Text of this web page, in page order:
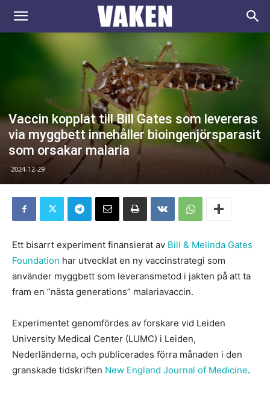
VAKEN.se
Vaccin kopplat till Bill Gates som levereras
via myggbett innehåller bioingenjörsparasit
som orsakar malaria
2024-12-29
Ett bisarrt experiment finansierat av Bill & Melinda Gates
Foundation har utvecklat en ny vaccinstrategi som
använder myggbett som leveransmetod i jakten på att ta
fram en ”nästa generations” malariavaccin.
Experimentet genomfördes av forskare vid Leiden
University Medical Center (LUMC) i Leiden,
Nederländerna, och publicerades förra månaden i den
granskade tidskriften New England Journal of Medicine.